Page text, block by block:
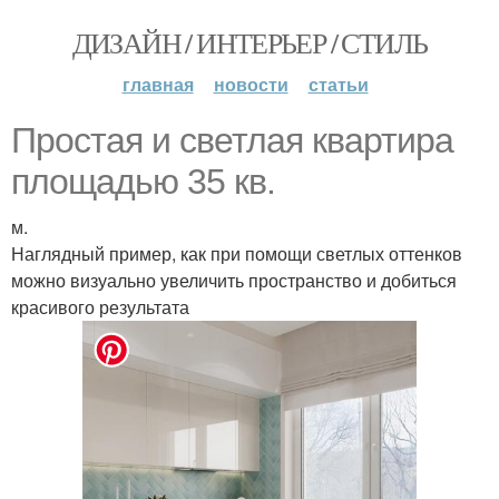
ДИЗАЙН / ИНТЕРЬЕР / СТИЛЬ
главная новости статьи
Простая и светлая квартира
площадью 35 кв.
м.
Наглядный пример, как при помощи светлых оттенков
можно визуально увеличить пространство и добиться
красивого результата